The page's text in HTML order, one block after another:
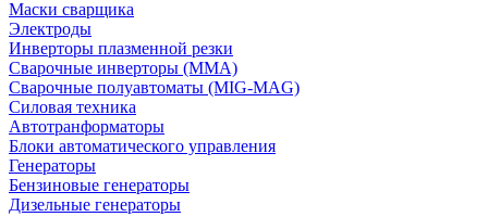
Маски сварщика
Электроды
Инверторы плазменной резки
Сварочные инверторы (MMA)
Сварочные полуавтоматы (MIG-MAG)
Силовая техника
Автотранформаторы
Блоки автоматического управления
Генераторы
Бензиновые генераторы
Дизельные генераторы